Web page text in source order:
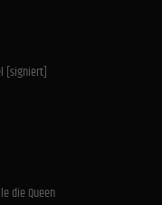
[signiert]
die Queen